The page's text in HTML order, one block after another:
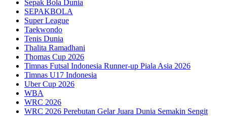
Sepak Bola Dunia
SEPAKBOLA
Super League
Taekwondo
Tenis Dunia
Thalita Ramadhani
Thomas Cup 2026
Timnas Futsal Indonesia Runner-up Piala Asia 2026
Timnas U17 Indonesia
Uber Cup 2026
WBA
WRC 2026
WRC 2026 Perebutan Gelar Juara Dunia Semakin Sengit